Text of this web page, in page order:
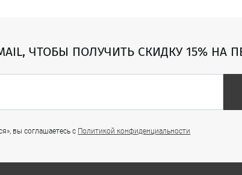
ЧТОБЫ ПОЛУЧИТЬ СКИДКУ 15% НА
вы соглашаетесь с Политикой конфиденциальности